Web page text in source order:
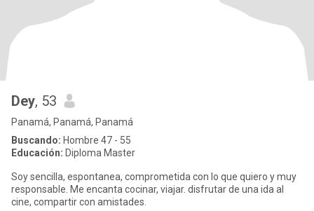
Dey, 53
Panamá, Panamá, Panamá
Buscando: Hombre 47 - 55
Educación: Diploma Master
Soy sencilla, espontanea, comprometida con lo que quiero y muy
responsable. Me encanta cocinar, viajar. disfrutar de una ida al
cine, compartir con amistades.